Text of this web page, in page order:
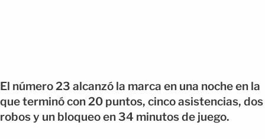
El número 23 alcanzó la marca en una noche en la
que terminó con 20 puntos, cinco asistencias, dos
robos y un bloqueo en 34 minutos de juego.